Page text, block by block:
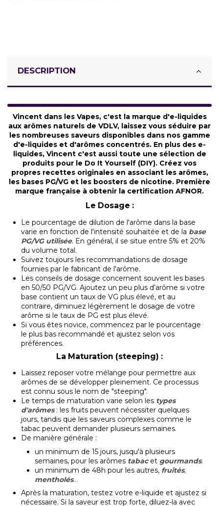
DESCRIPTION
Vincent dans les Vapes, c'est la marque d'e-liquides
aux arômes naturels de VDLV, laissez vous séduire par
les nombreuses saveurs disponibles dans nos gamme
d'e-liquides et d'arômes concentrés. En plus des e-
liquides, Vincent c'est aussi toute une sélection de
produits pour le Do It Yourself (DIY). Créez vos
propres recettes originales en associant les arômes,
les bases PG/VG et les boosters de nicotine. Première
marque française à obtenir la certification AFNOR.
Le Dosage :
Le pourcentage de dilution de l'arôme dans la base
varie en fonction de l'intensité souhaitée et de la base
PG/VG utilisée. En général, il se situe entre 5% et 20%
du volume total.
Suivez toujours les recommandations de dosage
fournies par le fabricant de l'arôme.
Les conseils de dosage concernent souvent les bases
en 50/50 PG/VG. Ajoutez un peu plus d’arôme si votre
base contient un taux de VG plus élevé, et au
contraire, diminuez légèrement le dosage de votre
arôme si le taux de PG est plus élevé.
Si vous êtes novice, commencez par le pourcentage
le plus bas recommandé et ajustez selon vos
préférences.
La Maturation (steeping) :
Laissez reposer votre mélange pour permettre aux
arômes de se développer pleinement. Ce processus
est connu sous le nom de "steeping".
Le temps de maturation varie selon les types
d'arômes: les fruits peuvent nécessiter quelques
jours, tandis que les saveurs complexes comme le
tabac peuvent demander plusieurs semaines.
De manière générale :
un minimum de 15 jours, jusqu'à plusieurs
semaines, pour les arômes tabacet gourmands.
un minimum de 48h pour les autres, fruités,
mentholés...
Après la maturation, testez votre e-liquide et ajustez si
nécessaire. Si la saveur est trop forte, diluez-la avec